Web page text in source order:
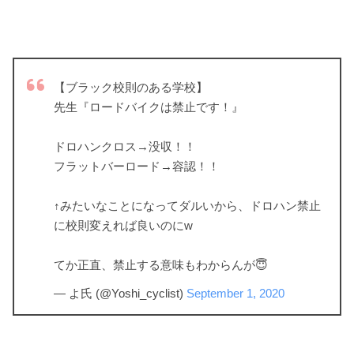
【ブラック校則のある学校】
先生『ロードバイクは禁止です！』
ドロハンクロス→没収！！
フラットバーロード→容認！！
↑みたいなことになってダルいから、ドロハン禁止
に校則変えれば良いのにw
てか正直、禁止する意味もわからんが😇
— よ氏 (@Yoshi_cyclist) September 1, 2020